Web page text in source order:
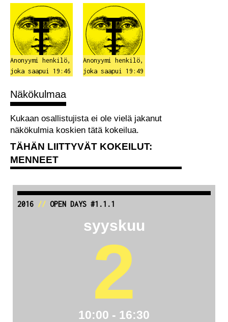
Anonyymi henkilö,
joka saapui 19:46
Anonyymi henkilö,
joka saapui 19:49
Näkökulmaa
Kukaan osallistujista ei ole vielä jakanut
näkökulmia koskien tätä kokeilua.
TÄHÄN LIITTYVÄT KOKEILUT:
MENNEET
2016// OPEN DAYS #1.1.1
syyskuu
2
10:00 - 16:30